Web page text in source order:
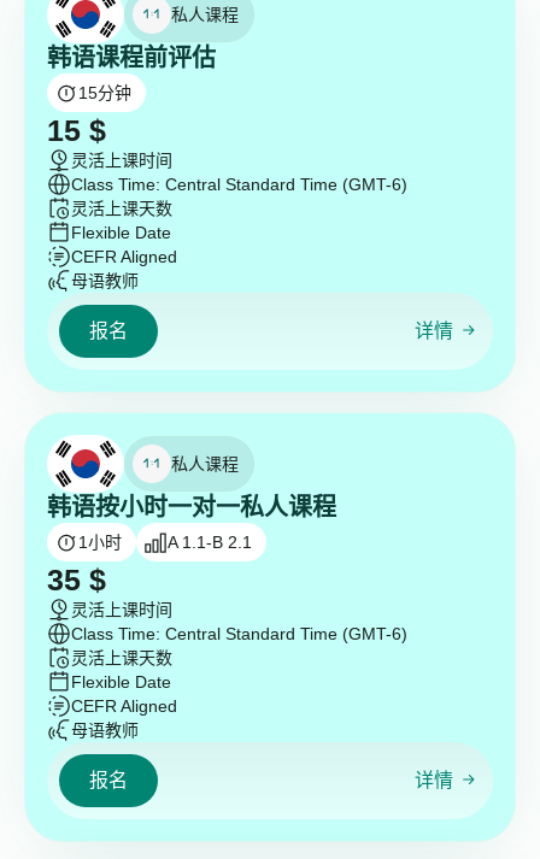
私人课程
韩语课程前评估
15分钟
15 $
灵活上课时间
Class Time: Central Standard Time (GMT-6)
灵活上课天数
Flexible Date
CEFR Aligned
母语教师
报名 详情
私人课程
韩语按小时一对一私人课程
1小时 A 1.1-B 2.1
35 $
灵活上课时间
Class Time: Central Standard Time (GMT-6)
灵活上课天数
Flexible Date
CEFR Aligned
母语教师
报名 详情